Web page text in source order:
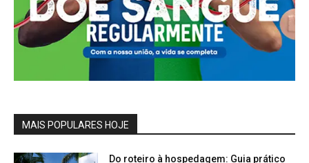
MAIS POPULARES HOJE
Do roteiro à hospedagem: Guia prático